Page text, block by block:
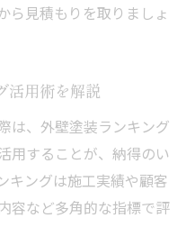
頼できる業者を見つ
ランキングを活かす
者を選ぶポイント
ら見積もりを取りましょ
活用術を解説
は、外壁塗装ランキング
用することが、納得のい
キングは施工実績や顧客
容など多角的な指標で評